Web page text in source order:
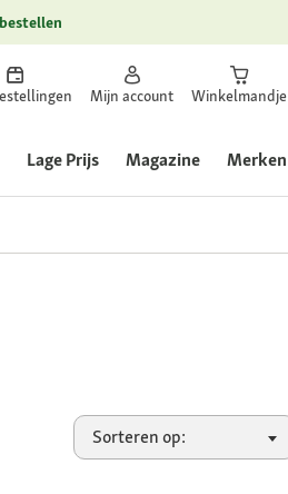
Mijn account Winkelmandje
Lage Prijs Magazine Merken
Sorteren op: